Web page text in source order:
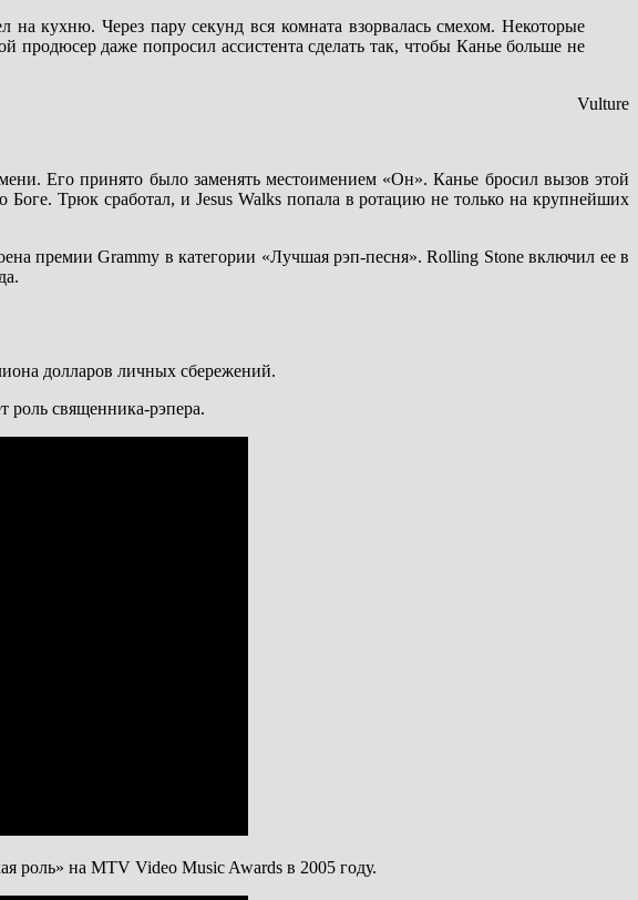
кухню. Через пару секунд вся комната взорвалась смехом. Некоторые
даже попросил ассистента сделать так, чтобы Канье больше не
Vulture
Его принято было заменять местоимением «Он». Канье бросил вызов этой
Трюк сработал, и Jesus Walks попала в ротацию не только на крупнейших
премии Grammy в категории «Лучшая рэп-песня». Rolling Stone включил ее в
долларов личных сбережений.
роль священника-рэпера.
роль» на MTV Video Music Awards в 2005 году.